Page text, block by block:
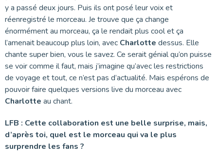
y a passé deux jours. Puis ils ont posé leur voix et
réenregistré le morceau. Je trouve que ça change
énormément au morceau, ça le rendait plus cool et ça
l’amenait beaucoup plus loin, avec Charlotte dessus. Elle
chante super bien, vous le savez. Ce serait génial qu’on puisse
se voir comme il faut, mais j’imagine qu’avec les restrictions
de voyage et tout, ce n’est pas d’actualité. Mais espérons de
pouvoir faire quelques versions live du morceau avec
Charlotte au chant.
LFB : Cette collaboration est une belle surprise, mais,
d’après toi, quel est le morceau qui va le plus
surprendre les fans ?